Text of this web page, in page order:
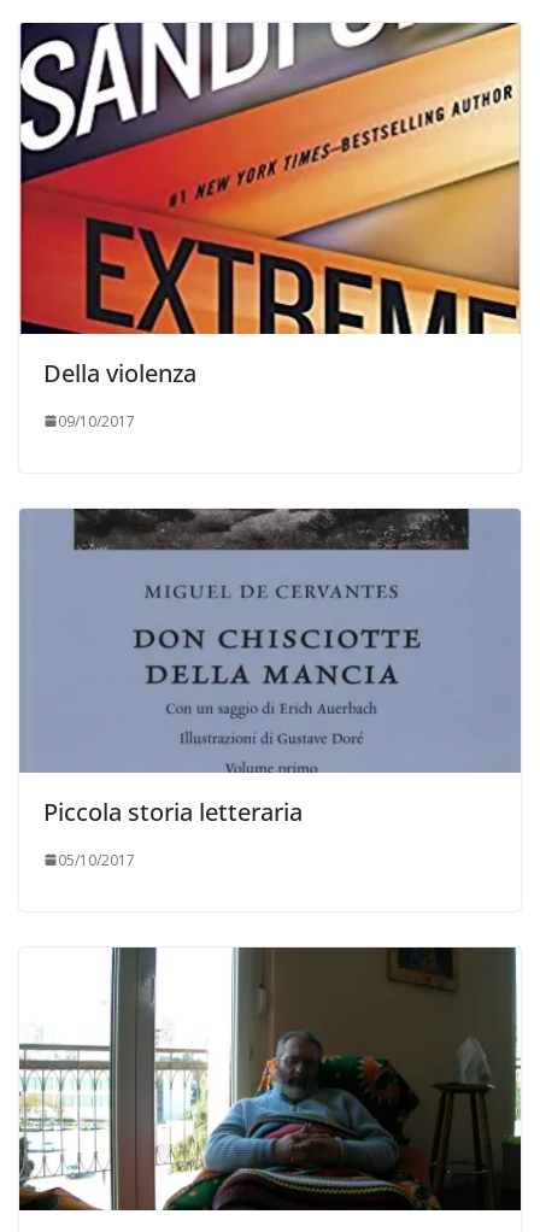
Della violenza
09/10/2017
Piccola storia letteraria
05/10/2017